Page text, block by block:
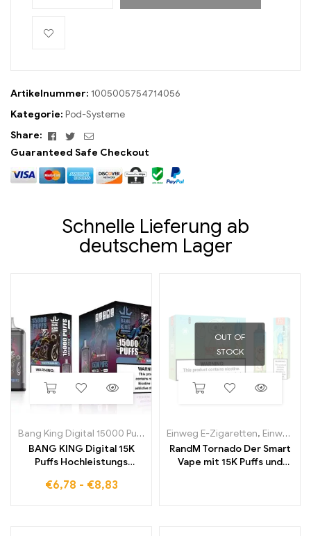
Artikelnummer: 1005005754714056
Kategorie: Pod-Systeme
Share:
Facebook
TwitterEmail
Guaranteed Safe Checkout
Schnelle Lieferung ab
deutschem Lager
Bang King Digital 15000 Puffs
BANG KING Digital 15K
Puffs Hochleistungs
intensivem Geschmack
€6,78 - €8,83
OUT OF
STOCK
Einweg E-Zigaretten, Einweg-E-Zigaretten in Belgien
RandM Tornado Der Smart
Vape mit 15K Puffs und